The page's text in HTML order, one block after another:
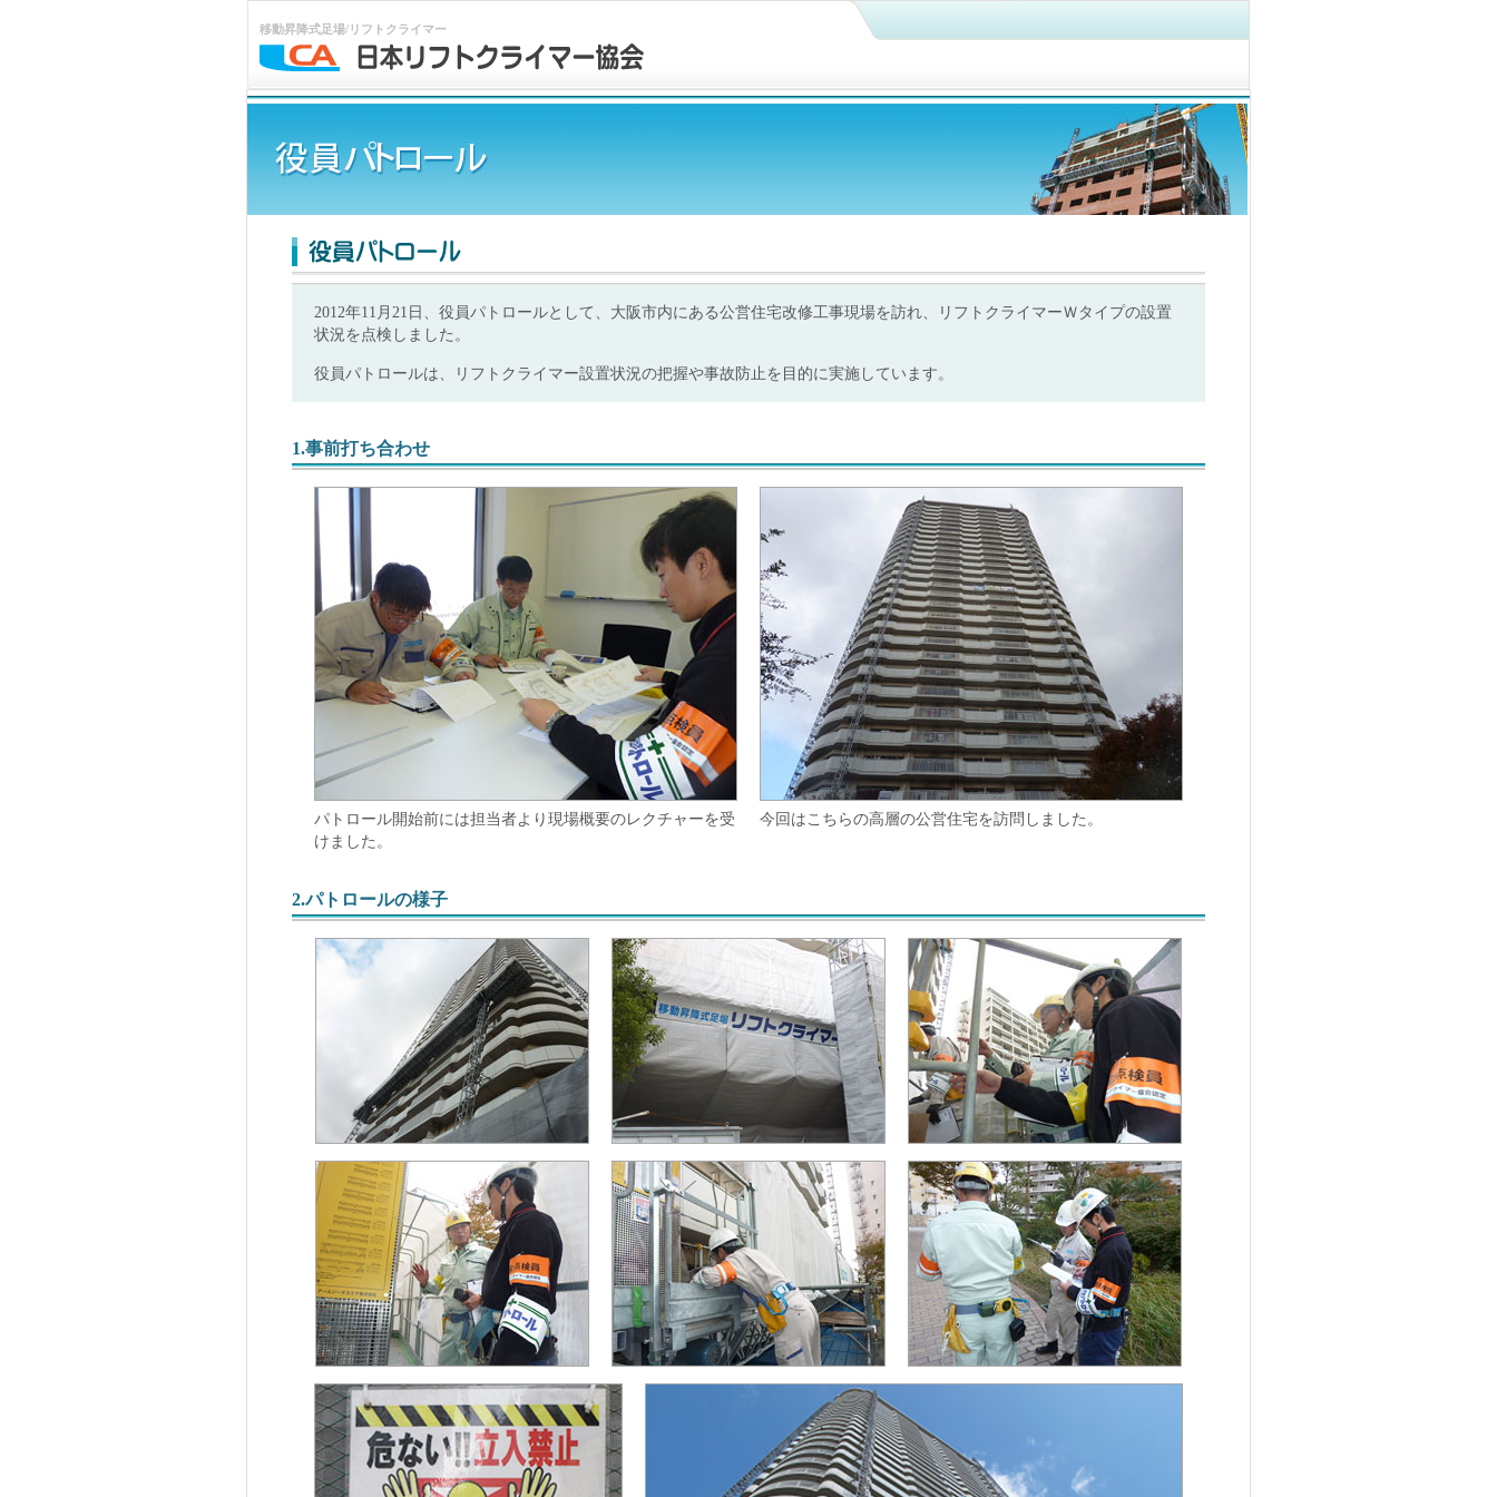
移動昇降式足場/リフトクライマー
2012年11月21日、役員パトロールとして、大阪市内にある公営住宅改修工事現場を訪れ、リフトクライマーＷタイプの設置
状況を点検しました。
役員パトロールは、リフトクライマー設置状況の把握や事故防止を目的に実施しています。
1.事前打ち合わせ
パトロール開始前には担当者より現場概要のレクチャーを受
けました。
今回はこちらの高層の公営住宅を訪問しました。
2.パトロールの様子